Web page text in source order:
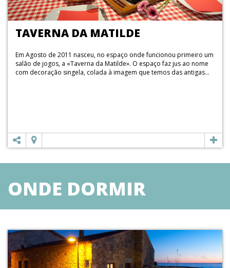
TAVERNA DA MATILDE
Em Agosto de 2011 nasceu, no espaço onde funcionou primeiro um
salão de jogos, a «Taverna da Matilde». O espaço faz jus ao nome
com decoração singela, colada à imagem que temos das antigas...
ONDE DORMIR